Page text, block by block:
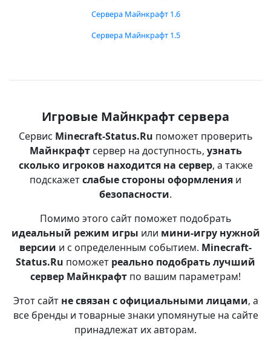
Сервера Майнкрафт 1.6
Сервера Майнкрафт 1.5
Игровые Майнкрафт сервера
Сервис Minecraft-Status.Ru поможет проверить
Майнкрафтсервер на доступность, узнать
сколько игроков находится на сервер, а также
подскажетслабые стороны оформления и
безопасности.
Помимо этого сайт поможет подобрать
идеальный режим игры или мини-игру нужной
версии и с определенным событием. Minecraft-
Status.Ru поможет реально подобрать лучший
сервер Майнкрафт по вашим параметрам!
Этот сайт не связан с официальными лицами, а
все бренды и товарные знаки упомянутые на сайте
принадлежат их авторам.